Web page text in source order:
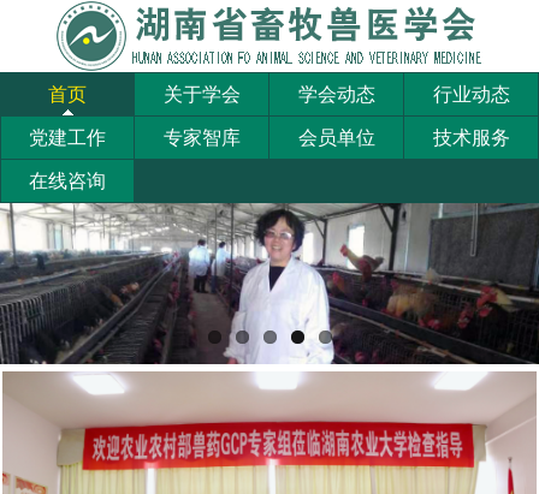
首页 关于学会 学会动态 行业动态
党建工作 专家智库 会员单位 技术服务
在线咨询